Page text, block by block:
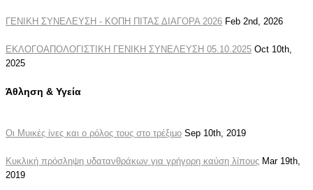
ΓΕΝΙΚΗ ΣΥΝΕΛΕΥΣΗ - ΚΟΠΗ ΠΙΤΑΣ ΔΙΑΓΟΡΑ 2026 Feb 2nd, 2026
ΕΚΛΟΓΟΑΠΟΛΟΓΙΣΤΙΚΗ ΓΕΝΙΚΗ ΣΥΝΕΛΕΥΣΗ 05.10.2025 Oct 10th,
2025
Άθληση & Υγεία
Οι Μυικές ίνες και ο ρόλος τους στο τρέξιμο Sep 10th, 2019
Κυκλική πρόσληψη υδατανθράκων για γρήγορη καύση λίπους Mar 19th,
2019